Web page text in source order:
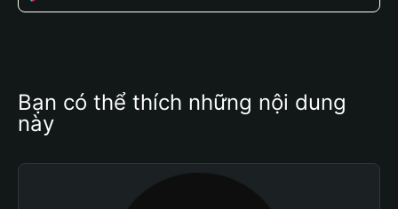
Bạn có thể thích những nội dung
này